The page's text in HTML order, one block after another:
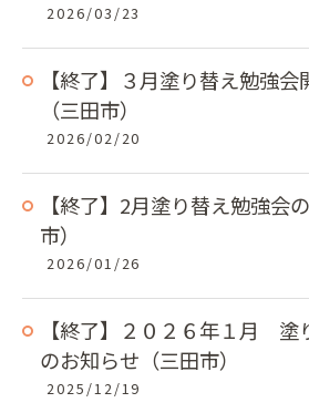
2026/03/23
【終了】３月塗り替え勉強
（三田市）
2026/02/20
【終了】2月塗り替え勉強会
市）
2026/01/26
【終了】２０２６年１月 塗
のお知らせ（三田市）
2025/12/19